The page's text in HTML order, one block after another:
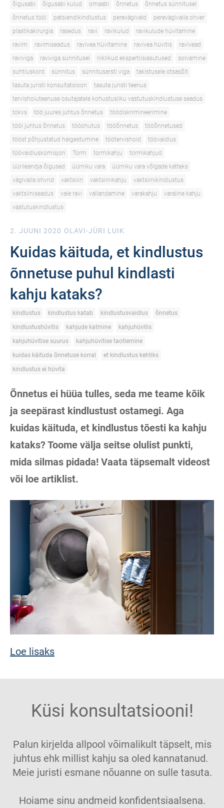
õigusabi
õigusabi kulud omaabi õnnetus
õnnetus sünnitusel
õnnetus tööl
patsiendikindlustus perevägivald
perevägivalla ohver
plastikakirurgia
rasedus ravi ravikulud
ravikulude hüvitamine
ravim
ravimiseadus ravivea hüvitamine ravivea hüvitis
ravivead
raviviga
raviviga sünnitusel riiklikud ekspertiisiasutused
solvamine
suhtluskord
sünnitus sünnitusarsti viga
takistusele otsasõit
tasuta juristi konsultatsioon
tasuta juristi teenus
tervishoiuteenuse osutajatele kohustusliku vastutuskindlustuse seadus
tokvs
töö juures juhtus õnnetus
töödiskrimineerimine
tööl juhtus õnnetus
tööohutus tööõnnetus
tööõnnetused
tööst põhjustatud haigestumine
töötervishoid
töövaidlus
töövaidluskomisjon
Torm tormikahju
tormikahjud
üürileandja õigused
üürniku vara
üürniku vara võlgade katteks
vägivalla ohvrid
vaktsiiin vaktsiinikahju
vaktsiinikindlustus
vaktsiiniseadus
vale ravi vallandamine varakahju
varaline kahju
vastutuskindlustus
2. JUUNI 2020 OLAVI-JÜRI LUIK
Kuidas käituda, et kindlustus
õnnetuse puhul kindlasti
kahju kataks?
kindlustus kindlustus katab kindlustusvaidlus
õnnetus
kindlustushüvitis
kahjude katmine
kahjuhüvitis
kahjuhüvitise suurus
kahjuhüvitise taotlemine
kuidas käituda õnnetuse korral
et kindlustus kehtiks
kindlustus ei hüvita
Õnnetus ei hüüa tulles, seda me teame kõik
ja seepärast kindlustust ostamegi. Aga
kuidas käituda, et kindlustus tõesti ka kahju
kataks? Toome välja seitse olulist punkti,
mida silmas pidada! Vaata täpsemalt videost
või loe artiklist.
Loe lisaks
Küsi konsultatsiooni!
Palun kirjelda allpool võimalikult täpselt, mis
juhtus ehk millist kahju sa oled kannatanud.
Meie juristi esmane nõuanne on sulle tasuta.
Hoiame sinu andmeid konfidentsiaalsena.